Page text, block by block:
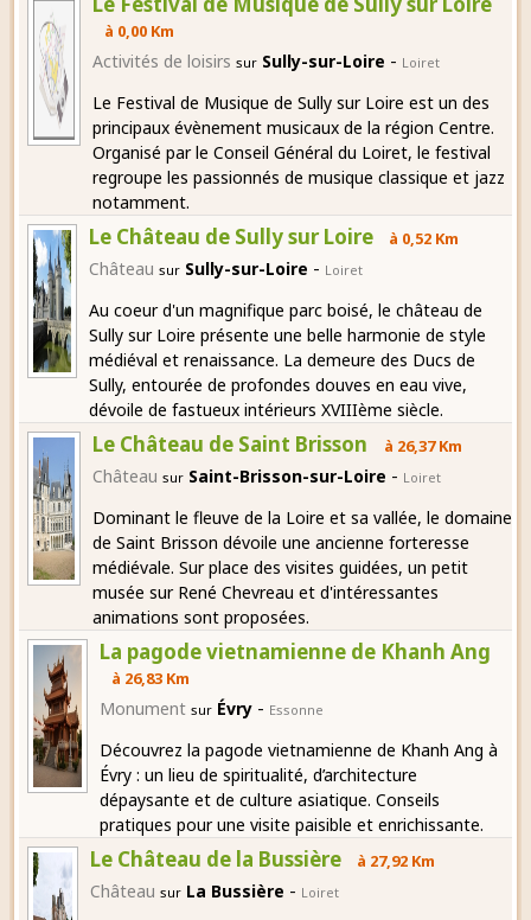
à 0,00 Km
Activités de loisirs sur Sully-sur-Loire - Loiret
Le Festival de Musique de Sully sur Loire est un des
principaux évènement musicaux de la région Centre.
Organisé par le Conseil Général du Loiret, le festival
regroupe les passionnés de musique classique et jazz
notamment.
Le Château de Sully sur Loire à 0,52 Km
Château sur Sully-sur-Loire - Loiret
Au coeur d'un magnifique parc boisé, le château de
Sully sur Loire présente une belle harmonie de style
médiéval et renaissance. La demeure des Ducs de
Sully, entourée de profondes douves en eau vive,
dévoile de fastueux intérieurs XVIIIème siècle.
Le Château de Saint Brisson à 26,37 Km
Château sur Saint-Brisson-sur-Loire - Loiret
Dominant le fleuve de la Loire et sa vallée, le domaine
de Saint Brisson dévoile une ancienne forteresse
médiévale. Sur place des visites guidées, un petit
musée sur René Chevreau et d'intéressantes
animations sont proposées.
La pagode vietnamienne de Khanh Ang
à 26,83 Km
Monument sur Évry - Essonne
Découvrez la pagode vietnamienne de Khanh Ang à
Évry : un lieu de spiritualité, d’architecture
dépaysante et de culture asiatique. Conseils
pratiques pour une visite paisible et enrichissante.
Le Château de la Bussière à 27,92 Km
Château sur La Bussière - Loiret